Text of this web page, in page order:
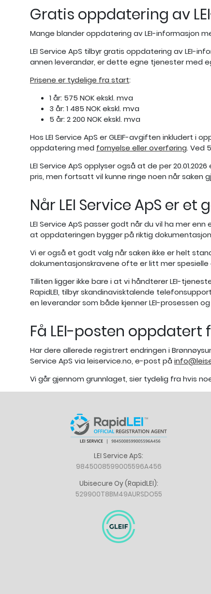
Gratis oppdatering av
Mange blander oppdatering av LEI-informasjon
LEI Service ApS tilbyr gratis oppdatering av LEI-
annen leverandør, er dette egne tjenester med
Prisene er tydelige fra start:
1 år: 575 NOK ekskl. mva
3 år: 1 485 NOK ekskl. mva
5 år: 2 200 NOK ekskl. mva
Hos LEI Service ApS er GLEIF-avgiften inkludert
oppdatering med fornyelse eller overføring. Ved
LEI Service ApS opplyser også at de per
pris, men fortsatt vil kunne ringe noen når saken
Når LEI Service ApS er
LEI Service ApS passer godt når du vil ha mer
at oppdateringen bygger på riktig
Vi er også et godt valg når saken ikke er helt
dokumentasjonskravene ofte er litt mer
Tilliten ligger ikke bare i at vi håndterer LEI-
RapidLEI, tilbyr skandinavisktalende
en leverandør som både kjenner LEI-prosessen
Få LEI-posten oppdatert
Har dere allerede registrert endringen i
Service ApS via leiservice.no, e-post på
Vi går gjennom grunnlaget, sier tydelig fra hvis
LEI Service ApS:
9845008599005596A456
Ubisecure Oy (RapidLEI):
529900T8BM49AURSDO55